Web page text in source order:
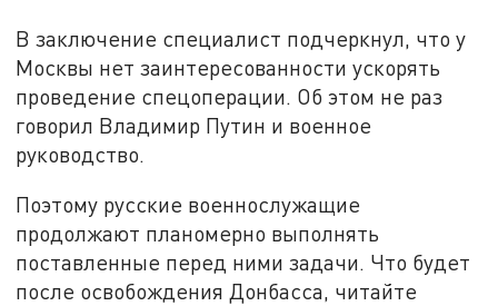
В заключение специалист подчеркнул, что у
Москвы нет заинтересованности ускорять
проведение спецоперации. Об этом не раз
говорил Владимир Путин и военное
руководство.
Поэтому русские военнослужащие
продолжают планомерно выполнять
поставленные перед ними задачи. Что будет
после освобождения Донбасса, читайте